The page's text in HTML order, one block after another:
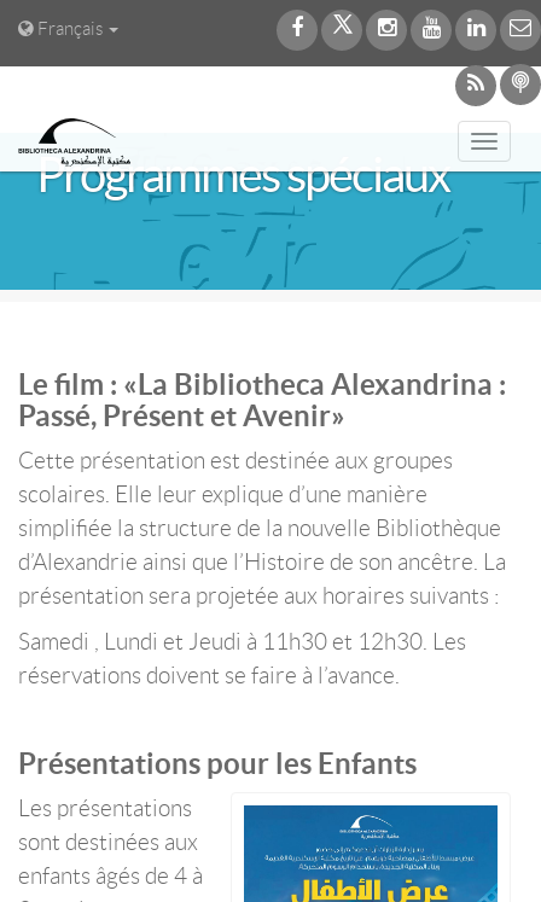
Français
Programmes spéciaux
Le film : «La Bibliotheca Alexandrina :
Passé, Présent et Avenir»
Cette présentation est destinée aux groupes
scolaires. Elle leur explique d’une manière
simplifiée la structure de la nouvelle Bibliothèque
d’Alexandrie ainsi que l’Histoire de son ancêtre. La
présentation sera projetée aux horaires suivants :
Samedi , Lundi et Jeudi à 11h30 et 12h30. Les
réservations doivent se faire à l’avance.
Présentations pour les Enfants
Les présentations
sont destinées aux
enfants âgés de 4 à